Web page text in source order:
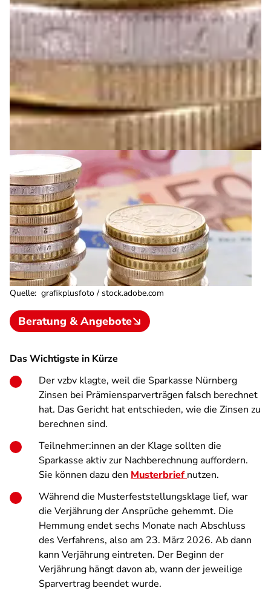
Quelle: grafikplusfoto / stock.adobe.com
Beratung & Angebote
Das Wichtigste in Kürze
Der vzbv klagte, weil die Sparkasse Nürnberg
Zinsen bei Prämiensparverträgen falsch berechnet
hat. Das Gericht hat entschieden, wie die Zinsen zu
berechnen sind.
Teilnehmer:innen an der Klage sollten die
Sparkasse aktiv zur Nachberechnung auffordern.
Sie können dazu den Musterbriefnutzen.
Während die Musterfeststellungsklage lief, war
die Verjährung der Ansprüche gehemmt. Die
Hemmung endet sechs Monate nach Abschluss
des Verfahrens, also am 23. März 2026. Ab dann
kann Verjährung eintreten. Der Beginn der
Verjährung hängt davon ab, wann der jeweilige
Sparvertrag beendet wurde.